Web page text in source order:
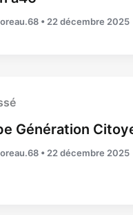
• 22 décembre 2025
Génération
• 22 décembre 2025